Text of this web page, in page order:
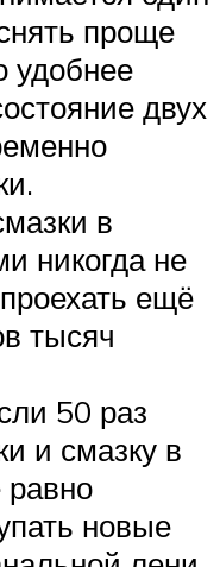
проще
удобнее
двух
в
никогда не
ещё
тысяч
50 раз
и смазку в
новые